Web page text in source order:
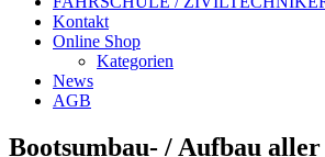
Kontakt
Online Shop
Kategorien
News
AGB
Bootsumbau- / Aufbau